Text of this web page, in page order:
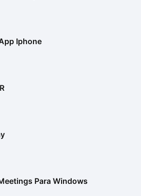
Iphone
Para Windows